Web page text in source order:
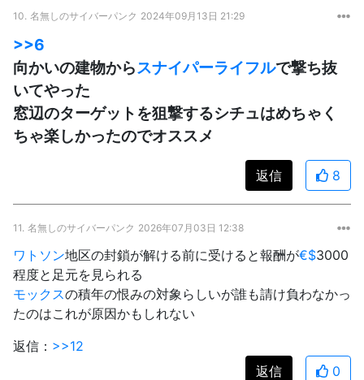
10. 名無しのサイバーパンク 2024年09月13日 21:29
>>6
向かいの建物からスナイパーライフルで撃ち抜
いてやった
窓辺のターゲットを狙撃するシチュはめちゃく
ちゃ楽しかったのでオススメ
返信 8
11. 名無しのサイバーパンク 2026年07月03日 12:38
ワトソン地区の封鎖が解ける前に受けると報酬が€$3000
程度と足元を見られる
モックスの積年の恨みの対象らしいが誰も請け負わなかっ
たのはこれが原因かもしれない
返信： >>12
返信
0